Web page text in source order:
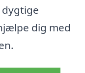
dig med